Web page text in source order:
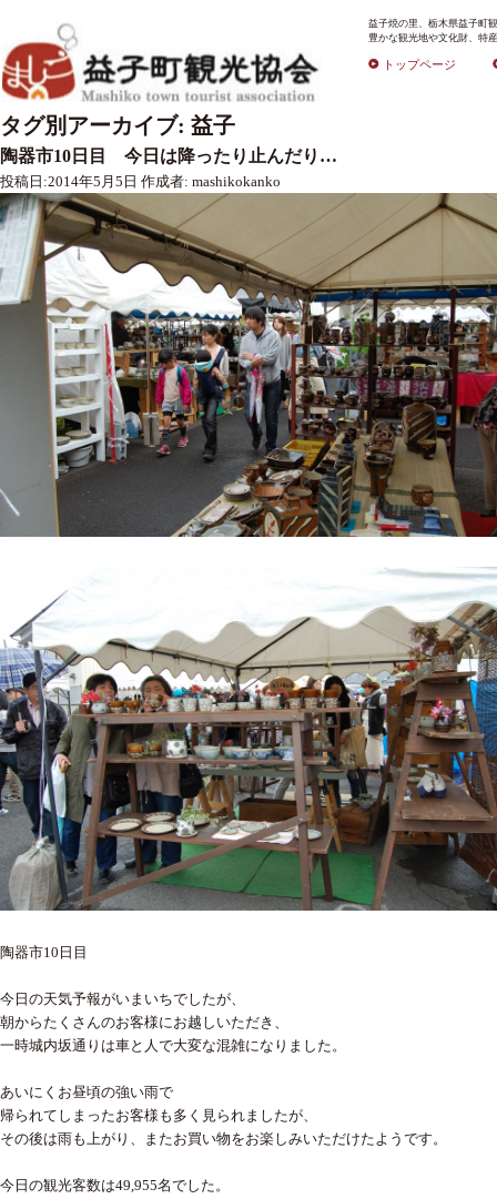
益子焼の里、栃木県益子町
豊かな観光地や文化財、特
トップページ
タグ別アーカイブ: 益子
陶器市10日目 今日は降ったり止んだり…
投稿日:2014年5月5日 作成者: mashikokanko
陶器市10日目
今日の天気予報がいまいちでしたが、
朝からたくさんのお客様にお越しいただき、
一時城内坂通りは車と人で大変な混雑になりました。
あいにくお昼頃の強い雨で
帰られてしまったお客様も多く見られましたが、
その後は雨も上がり、またお買い物をお楽しみいただけたようです。
今日の観光客数は49,955名でした。